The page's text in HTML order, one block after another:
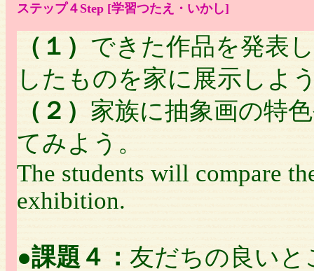
ステップ４Step [学習つたえ・いかし]
（１） できた作品を発表
したものを家に展示しよ
（２） 家族に抽象画の特
てみよう。
The students will compare
exhibition.
●課題４： 友だちの良い